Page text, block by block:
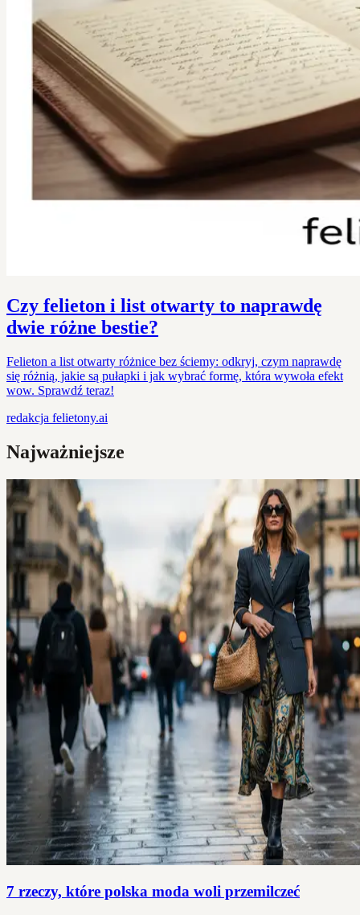
Czy felieton i list otwarty to naprawdę
dwie różne bestie?
Felieton a list otwarty różnice bez ściemy: odkryj, czym naprawdę
się różnią, jakie są pułapki i jak wybrać formę, która wywoła efekt
wow. Sprawdź teraz!
redakcja felietony.ai
Najważniejsze
7 rzeczy, które polska moda woli przemilczeć